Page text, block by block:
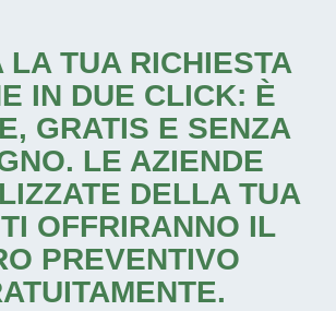
LA TUA RICHIESTA
IN DUE CLICK: È
GRATIS E SENZA
LE AZIENDE
DELLA TUA
OFFRIRANNO IL
PREVENTIVO